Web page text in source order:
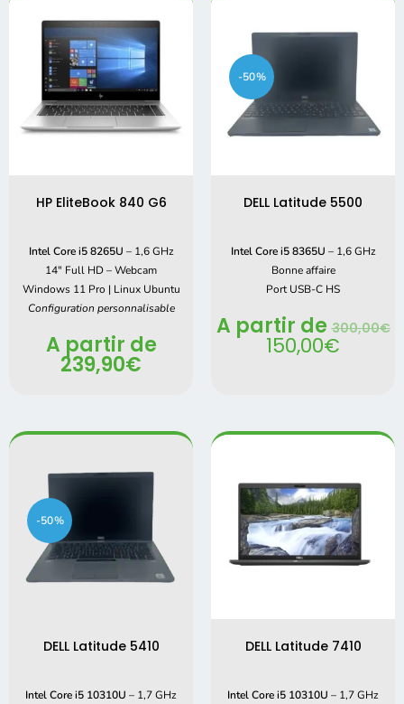
HP EliteBook 840 G6
Intel Core i5 8265U – 1,6 GHz
14″ Full HD – Webcam
Windows 11 Pro | Linux Ubuntu
Configuration personnalisable
A partir de
239,90€
-50%
DELL Latitude 5500
Intel Core i5 8365U – 1,6 GHz
Bonne affaire
Port USB-C HS
A partir de300,00€
150,00€
-50%
DELL Latitude 5410
Intel Core i5 10310U – 1,7 GHz
DELL Latitude 7410
Intel Core i5 10310U – 1,7 GHz